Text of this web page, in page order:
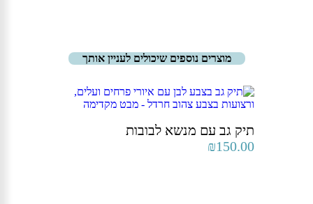
מוצרים נוספים שיכולים לעניין אותך
תיק גב עם מנשא לבובות
₪150.00